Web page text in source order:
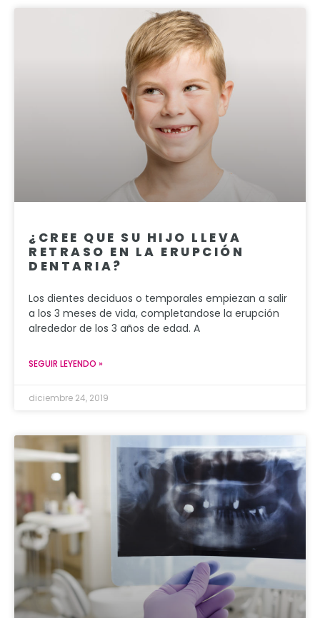
¿CREE QUE SU HIJO LLEVA
RETRASO EN LA ERUPCIÓN
DENTARIA?
Los dientes deciduos o temporales empiezan a salir
a los 3 meses de vida, completandose la erupción
alrededor de los 3 años de edad. A
SEGUIR LEYENDO »
diciembre 24, 2019